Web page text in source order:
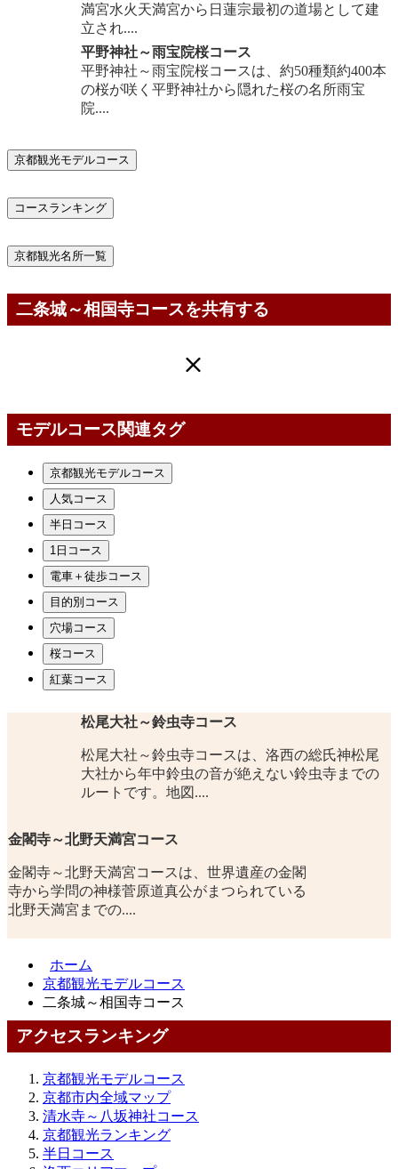
満宮水火天満宮から日蓮宗最初の道場として建
立され....
平野神社～雨宝院桜コース
平野神社～雨宝院桜コースは、約50種類約400本
の桜が咲く平野神社から隠れた桜の名所雨宝
院....
京都観光モデルコース
コースランキング
京都観光名所一覧
二条城～相国寺コースを共有する
モデルコース関連タグ
京都観光モデルコース
人気コース
半日コース
1日コース
電車＋徒歩コース
目的別コース
穴場コース
桜コース
紅葉コース
松尾大社～鈴虫寺コース
松尾大社～鈴虫寺コースは、洛西の総氏神松尾
大社から年中鈴虫の音が絶えない鈴虫寺までの
ルートです。地図....
金閣寺～北野天満宮コース
金閣寺～北野天満宮コースは、世界遺産の金閣
寺から学問の神様菅原道真公がまつられている
北野天満宮までの....
ホーム
京都観光モデルコース
二条城～相国寺コース
アクセスランキング
京都観光モデルコース
京都市内全域マップ
清水寺～八坂神社コース
京都観光ランキング
半日コース